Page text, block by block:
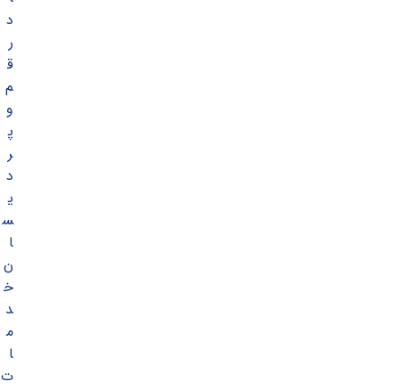
د
ر
ق
م
و
پ
ر
د
ی
س
ا
ن
خ
د
م
ا
ت